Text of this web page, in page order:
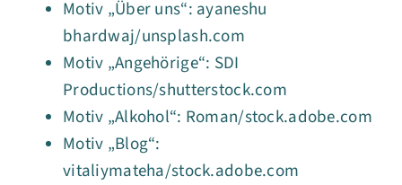
Motiv „Über uns“: ayaneshu
bhardwaj/unsplash.com
Motiv „Angehörige“: SDI
Productions/shutterstock.com
Motiv „Alkohol“: Roman/stock.adobe.com
Motiv „Blog“:
vitaliymateha/stock.adobe.com